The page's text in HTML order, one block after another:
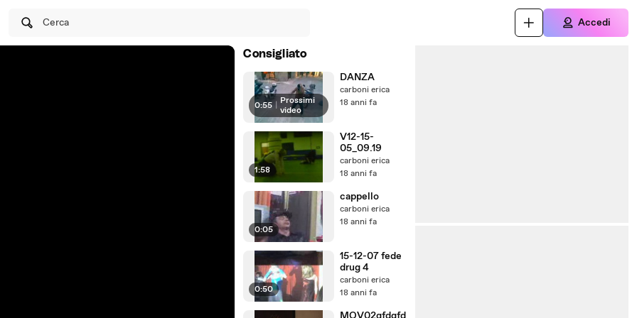
Cerca Accedi
Consigliato
0:55
Prossimi
video
DANZA
carboni erica
18 anni fa
1:58
V12-15-
05_09.19
carboni erica
18 anni fa
0:05
cappello
carboni erica
18 anni fa
0:50
15-12-07 fede
drug 4
carboni erica
18 anni fa